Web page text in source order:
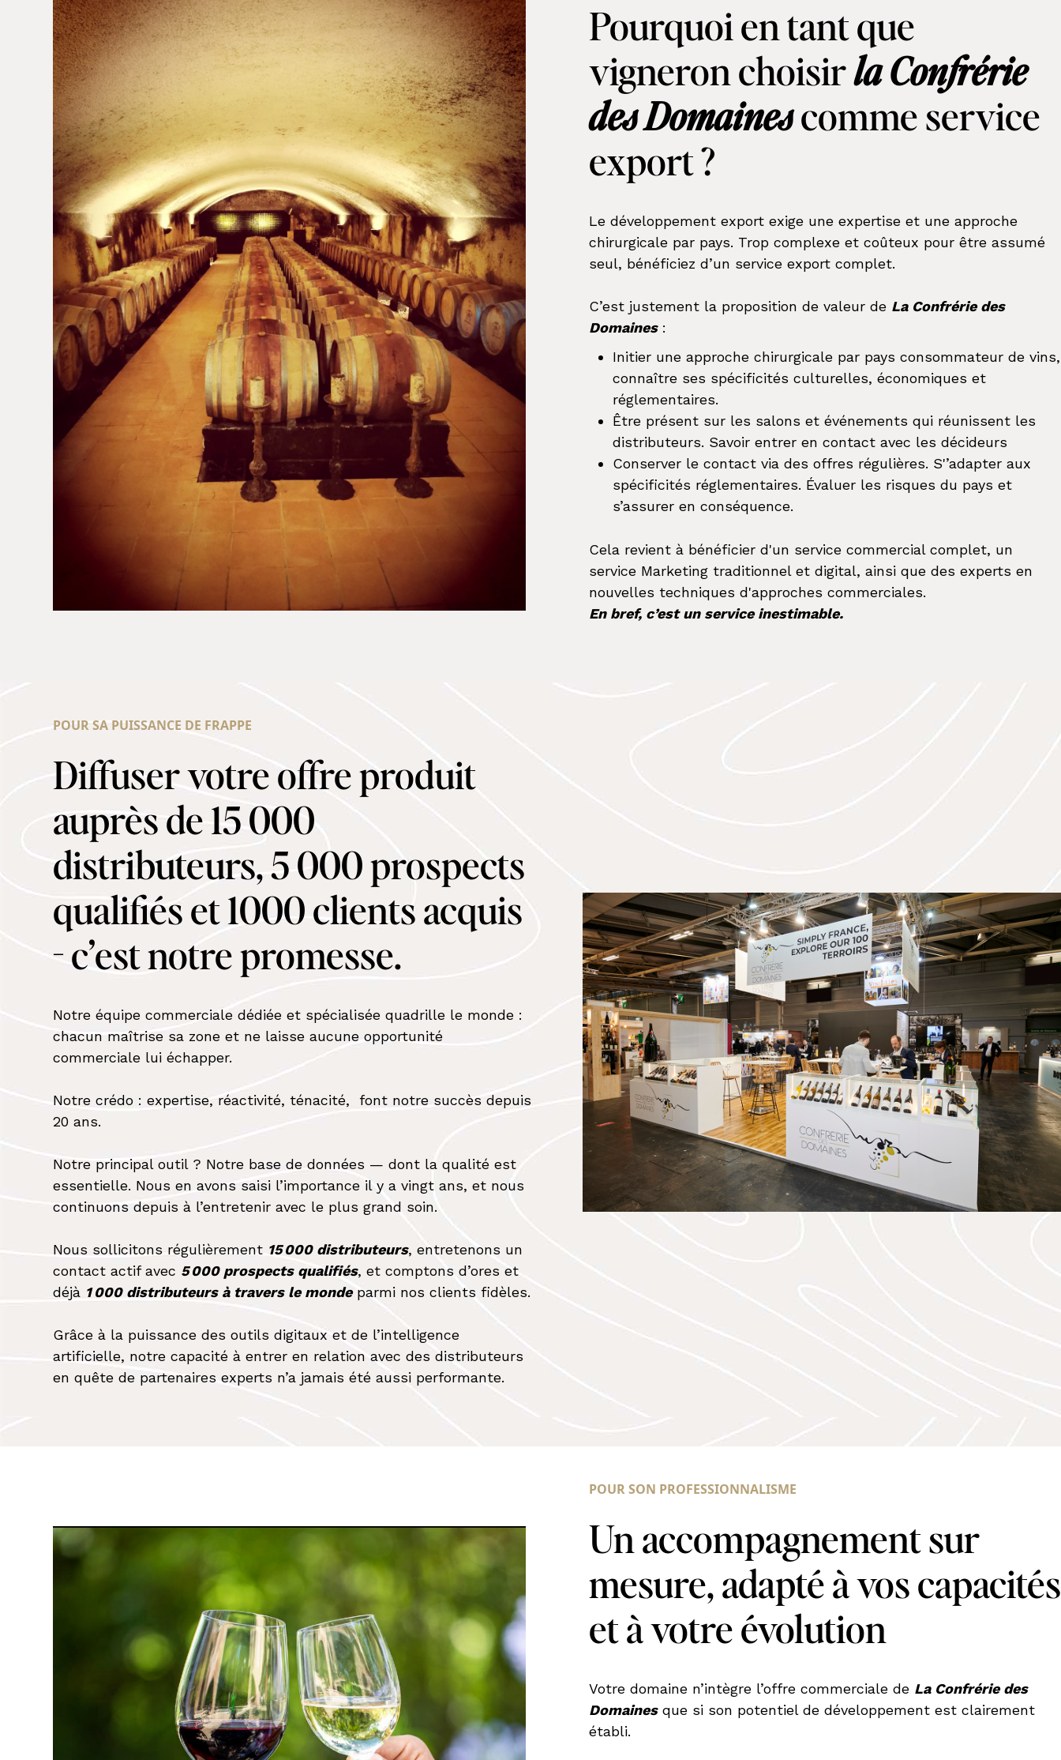
Pourquoi en tant que
vigneron choisirla Confrérie
des Domainescomme service
export ?
Le développement export exige une expertise et une approche
chirurgicale par pays. Trop complexe et coûteux pour être assumé
seul, bénéficiez d’un service export complet.
C’est justement la proposition de valeur de La Confrérie des
Domaines:
Initier une approche chirurgicale par pays consommateur de vins,
connaître ses spécificités culturelles, économiques et
réglementaires.
Être présent sur les salons et événements qui réunissent les
distributeurs. Savoir entrer en contact avec les décideurs
Conserver le contact via des offres régulières. S'’adapter aux
spécificités réglementaires. Évaluer les risques du pays et
s’assurer en conséquence.
Cela revient à bénéficier d'un service commercial complet, un
service Marketing traditionnel et digital, ainsi que des experts en
nouvelles techniques d'approches commerciales.
En bref, c’est un service inestimable.
POUR SA PUISSANCE DE FRAPPE
Diffuser votre offre produit
auprès de 15 000
distributeurs, 5 000 prospects
qualifiés et 1000 clients acquis
- c’est notre promesse.
Notre équipe commerciale dédiée et spécialisée quadrille le monde :
chacun maîtrise sa zone et ne laisse aucune opportunité
commerciale lui échapper.
Notre crédo : expertise, réactivité, ténacité, font notre succès depuis
20 ans.
Notre principal outil ? Notre base de données — dont la qualité est
essentielle. Nous en avons saisi l’importance il y a vingt ans, et nous
continuons depuis à l’entretenir avec le plus grand soin.
Nous sollicitons régulièrement 15 000 distributeurs, entretenons un
contact actif avec 5 000 prospects qualifiés, et comptons d’ores et
déjà 1 000 distributeurs à travers le mondeparmi nos clients fidèles.
Grâce à la puissance des outils digitaux et de l’intelligence
artificielle, notre capacité à entrer en relation avec des distributeurs
en quête de partenaires experts n’a jamais été aussi performante.
POUR SON PROFESSIONNALISME
Un accompagnement sur
mesure, adapté à vos capacités
et à votre évolution
Votre domaine n’intègre l’offre commerciale de La Confrérie des
Domainesque si son potentiel de développement est clairement
établi.